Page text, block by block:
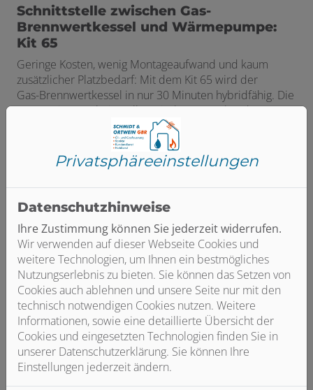
Schnittstelle zwischen Gas-
Brennwertkessel und Wärmepumpe:
Kit 65
Geringe Kosten, wenig Montageaufwand und kaum
zusätzlicher Platzbedarf: Mit dem Kit 65 wird der
Gas-Brennwertkessel in nur 30 Minuten hybridfähig. Die
vormontierte Schnittstelle zwischen Kessel und
Wärmepumpe ist die optimale, gesetzeskonforme
Lösung bei Havarien oder budget- und zeitkritischen
Modernisierungen. Ab Einbau des Kit 65 bleiben bis zu
fünf Jahre Zeit, den regenerativen Anteil von 65 % –
in dem Fall die Wärmepumpen-Außeneinheit –
nachzurüsten.
Vorteile von Kit 65
• Hybridtechnologie: zukunftssichere Hybridheizung
kombiniert Gas-Brennwert mit Wärmepumpe
• Günstiger Problemlöser: bei Havarien kann schnell
geholfen werden, die Nachrüstung einer Wärmepumpe
ist später möglich
• Gesetzeskonform: Einhaltung der 65-%-erneuerbare-
Energien-Vorgabe
• Schnell & intuitiv: Installation hinter dem Kessel,
Montagezeit ca. 30 Minuten
Privatsphäre­einstellungen
Datenschutzhinweise
Ihre Zustimmung können Sie jederzeit widerrufen.
Wir verwenden auf dieser Webseite Cookies und
weitere Technologien, um Ihnen ein bestmögliches
Nutzungserlebnis zu bieten. Sie können das Setzen von
Cookies auch ablehnen und unsere Seite nur mit den
technisch notwendigen Cookies nutzen. Weitere
Informationen, sowie eine detaillierte Übersicht der
Cookies und eingesetzten Technologien finden Sie in
unserer Datenschutzerklärung. Sie können Ihre
Einstellungen jederzeit ändern.